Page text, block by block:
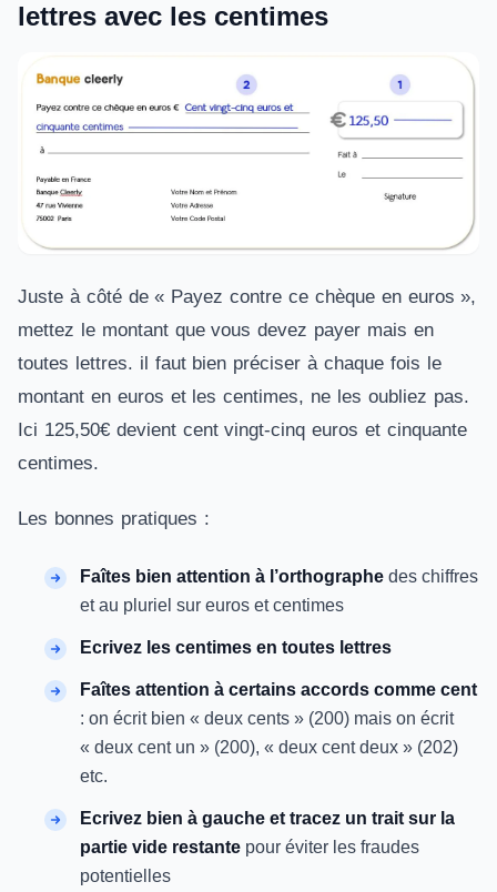
lettres avec les centimes
Juste à côté de « Payez contre ce chèque en euros »,
mettez le montant que vous devez payer mais en
toutes lettres. il faut bien préciser à chaque fois le
montant en euros et les centimes, ne les oubliez pas.
Ici 125,50€ devient cent vingt-cinq euros et cinquante
centimes.
Les bonnes pratiques :
Faîtes bien attention à l’orthographe des chiffres
et au pluriel sur euros et centimes
Ecrivez les centimes en toutes lettres
Faîtes attention à certains accords comme cent
: on écrit bien « deux cents » (200) mais on écrit
« deux cent un » (200), « deux cent deux » (202)
etc.
Ecrivez bien à gauche et tracez un trait sur la
partie vide restante pour éviter les fraudes
potentielles